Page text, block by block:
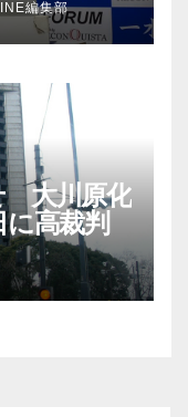
編集部
大川原化
高裁判